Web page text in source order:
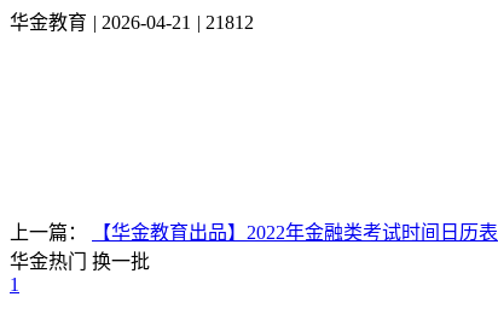
华金教育 | 2026-04-21 | 21812
上一篇： 【华金教育出品】2022年金融类考试时间日历表
华金热门
换一批
1